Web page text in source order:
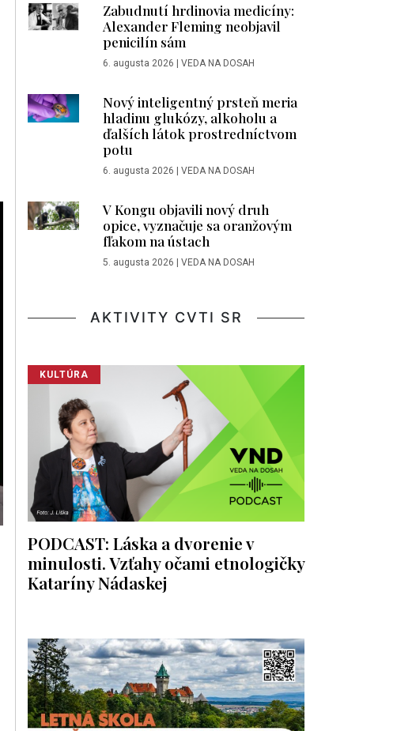
Zabudnutí hrdinovia medicíny:
Alexander Fleming neobjavil
penicilín sám
6. augusta 2026 | VEDA NA DOSAH
Nový inteligentný prsteň meria
hladinu glukózy, alkoholu a
ďalších látok prostredníctvom
potu
6. augusta 2026 | VEDA NA DOSAH
V Kongu objavili nový druh
opice, vyznačuje sa oranžovým
fľakom na ústach
5. augusta 2026 | VEDA NA DOSAH
AKTIVITY CVTI SR
KULTÚRA
PODCAST: Láska a dvorenie v
minulosti. Vzťahy očami etnologičky
Kataríny Nádaskej